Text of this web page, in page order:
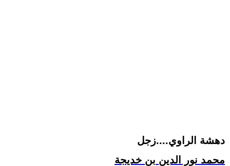
دهشة الراوي....زجل
محمد نور الدين بن خديجة